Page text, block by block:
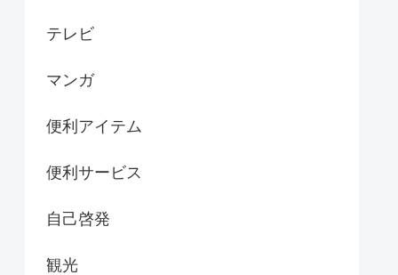
テレビ
マンガ
便利アイテム
便利サービス
自己啓発
観光